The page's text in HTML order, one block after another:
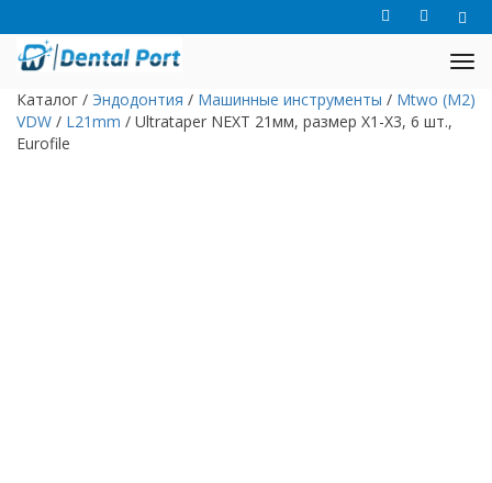
Каталог / Эндодонтия / Машинные инструменты / Mtwo (M2)
VDW / L21mm / Ultrataper NEXT 21мм, размер X1-X3, 6 шт.,
Eurofile